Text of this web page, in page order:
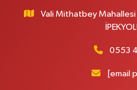
Vali Mithatbey Mahallesi
0553
[email